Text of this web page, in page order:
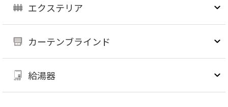
エクステリア
カーテンブラインド
給湯器